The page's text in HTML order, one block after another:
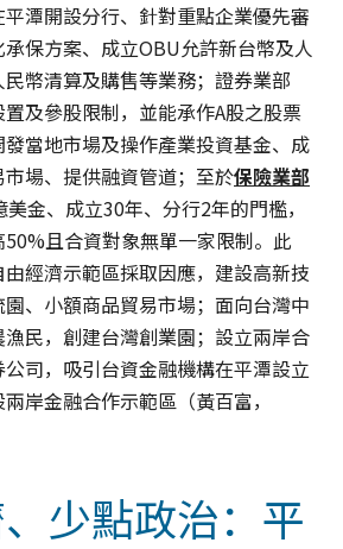
潭開設分行、針對重點企業優先審
保方案、成立OBU允許新台幣及人
幣清算及購售等業務；證券業部
及參股限制，並能承作A股之股票
當地市場及操作產業投資基金、成
場、提供融資管道；至於保險業部
金、成立30年、分行2年的門檻，
且合資對象無單一家限制。此
經濟示範區採取因應，建設高新技
、小額商品貿易市場；面向台灣中
民，創建台灣創業園；設立兩岸合
司，吸引台資金融機構在平潭設立
岸金融合作示範區（黃百富，
少點政治：平